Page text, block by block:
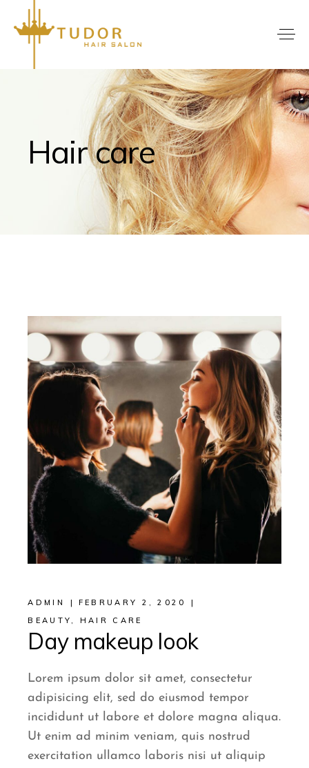
Hair care
ADMIN
FEBRUARY 2, 2020
BEAUTY , HAIR CARE
Day makeup look
Lorem ipsum dolor sit amet, consectetur
adipisicing elit, sed do eiusmod tempor
incididunt ut labore et dolore magna aliqua.
Ut enim ad minim veniam, quis nostrud
exercitation ullamco laboris nisi ut aliquip